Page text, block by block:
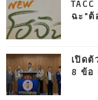
ฉะ"ต้
เปิด
8 ข้อ